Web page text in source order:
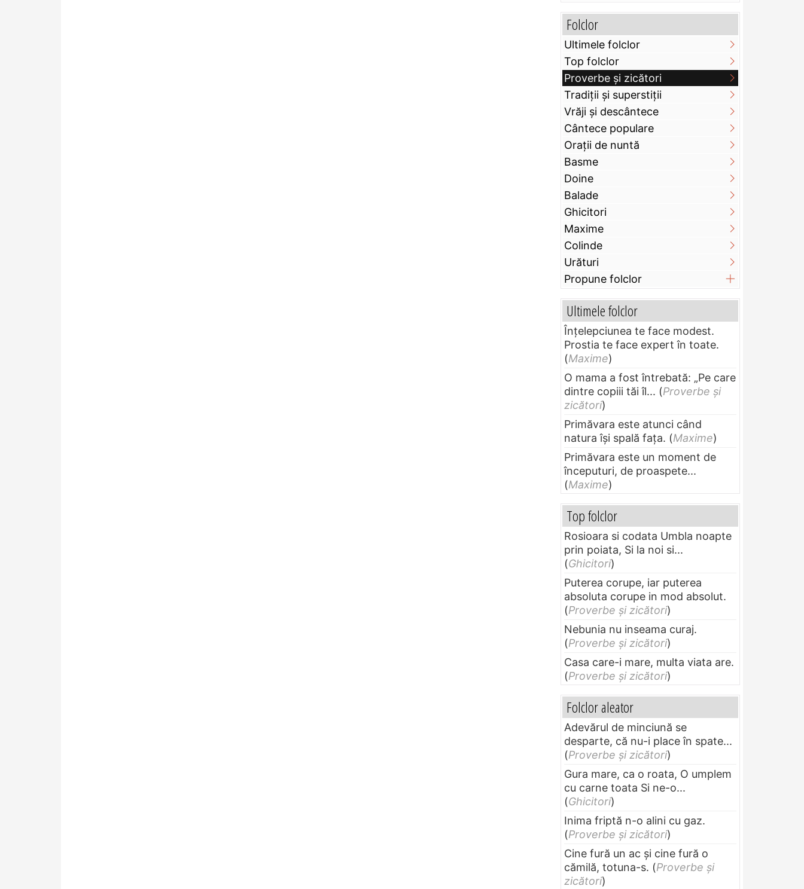
Folclor
Ultimele folclor
Top folclor
Proverbe și zicători
Tradiții și superstiții
Vrăji și descântece
Cântece populare
Orații de nuntă
Basme
Doine
Balade
Ghicitori
Maxime
Colinde
Urături
Propune folclor
Ultimele folclor
Înțelepciunea te face modest.
Prostia te face expert în toate.
(Maxime)
O mama a fost întrebată: „Pe care
dintre copiii tăi îl... (Proverbe și
zicători)
Primăvara este atunci când
natura își spală fața. (Maxime)
Primăvara este un moment de
începuturi, de proaspete...
(Maxime)
Top folclor
Rosioara si codata Umbla noapte
prin poiata, Si la noi si...
(Ghicitori)
Puterea corupe, iar puterea
absoluta corupe in mod absolut.
(Proverbe și zicători)
Nebunia nu inseama curaj.
(Proverbe și zicători)
Casa care-i mare, multa viata are.
(Proverbe și zicători)
Folclor aleator
Adevărul de minciună se
desparte, că nu-i place în spate...
(Proverbe și zicători)
Gura mare, ca o roata, O umplem
cu carne toata Si ne-o...
(Ghicitori)
Inima friptă n-o alini cu gaz.
(Proverbe și zicători)
Cine fură un ac şi cine fură o
cămilă, totuna-s. (Proverbe și
zicători)